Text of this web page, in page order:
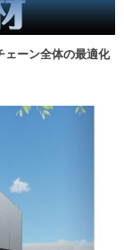
ェーン全体の最適化